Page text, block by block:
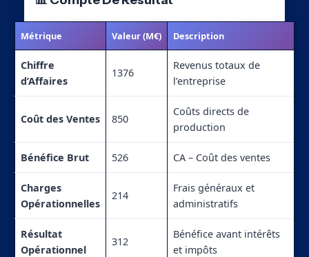
Métrique Valeur (M€) Description
Chiffre
d’Affaires
1376
Revenus totaux de
l’entreprise
Coût des Ventes 850
Coûts directs de
production
Bénéfice Brut 526 CA – Coût des ventes
Charges
Opérationnelles
214
Frais généraux et
administratifs
Résultat
Opérationnel
312
Bénéfice avant intérêts
et impôts